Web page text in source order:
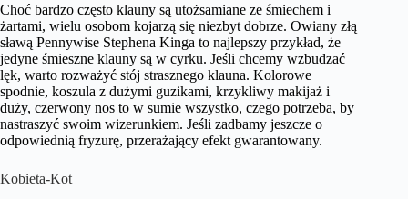
Choć bardzo często klauny są utożsamiane ze śmiechem i
żartami, wielu osobom kojarzą się niezbyt dobrze. Owiany złą
sławą Pennywise Stephena Kinga to najlepszy przykład, że
jedyne śmieszne klauny są w cyrku. Jeśli chcemy wzbudzać
lęk, warto rozważyć stój strasznego klauna. Kolorowe
spodnie, koszula z dużymi guzikami, krzykliwy makijaż i
duży, czerwony nos to w sumie wszystko, czego potrzeba, by
nastraszyć swoim wizerunkiem. Jeśli zadbamy jeszcze o
odpowiednią fryzurę, przerażający efekt gwarantowany.
Kobieta-Kot